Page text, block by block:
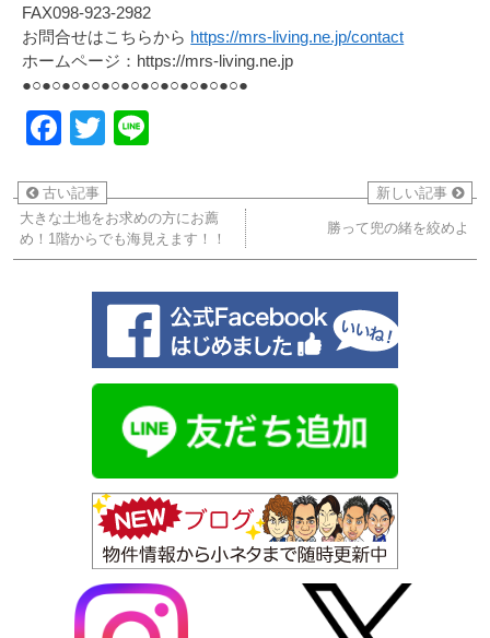
FAX098-923-2982
お問合せはこちらから https://mrs-living.ne.jp/contact
ホームページ：https://mrs-living.ne.jp
●○●○●○●○●○●○●○●○●○●○●○●
Facebook
Twitter
古い記事
大きな土地をお求めの方にお薦
め！1階からでも海見えます！！
新しい記事
勝って兜の緒を絞めよ